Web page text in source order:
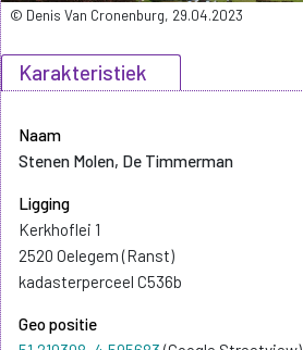
Karakteristiek
Naam
Stenen Molen, De Timmerman
Ligging
Kerkhoflei 1
2520 Oelegem (Ranst)
kadasterperceel C536b
Geo positie
© Denis Van Cronenburg, 29.04.2023